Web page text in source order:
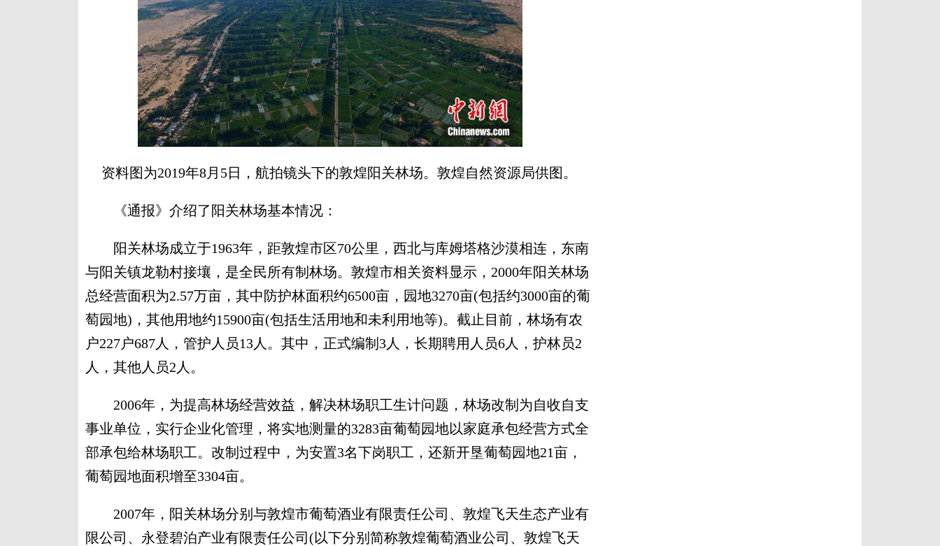
资料图为2019年8月5日，航拍镜头下的敦煌阳关林场。敦煌自然资源局供图。
《通报》介绍了阳关林场基本情况：
阳关林场成立于1963年，距敦煌市区70公里，西北与库姆塔格沙漠相连，东南
与阳关镇龙勒村接壤，是全民所有制林场。敦煌市相关资料显示，2000年阳关林场
总经营面积为2.57万亩，其中防护林面积约6500亩，园地3270亩(包括约3000亩的葡
萄园地)，其他用地约15900亩(包括生活用地和未利用地等)。截止目前，林场有农
户227户687人，管护人员13人。其中，正式编制3人，长期聘用人员6人，护林员2
人，其他人员2人。
2006年，为提高林场经营效益，解决林场职工生计问题，林场改制为自收自支
事业单位，实行企业化管理，将实地测量的3283亩葡萄园地以家庭承包经营方式全
部承包给林场职工。改制过程中，为安置3名下岗职工，还新开垦葡萄园地21亩，
葡萄园地面积增至3304亩。
2007年，阳关林场分别与敦煌市葡萄酒业有限责任公司、敦煌飞天生态产业有
限公司、永登碧泊产业有限责任公司(以下分别简称敦煌葡萄酒业公司、敦煌飞天